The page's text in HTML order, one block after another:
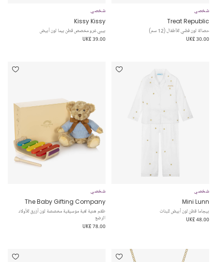
شخصي
Treat Republic
حصالة لون فضّي للأطفال (12 سم)
UK£ 30.00
شخصي
Kissy Kissy
بيبي غرو مخصص قطن بيما لون أبيض
UK£ 39.00
شخصي
Mini Lunn
بيجاما قطن لون أبيض للبنات
UK£ 48.00
شخصي
The Baby Gifting Company
طقم هدية لعبة موسيقية مخصصة لون أزرق للأولاد
الرضع
UK£ 78.00